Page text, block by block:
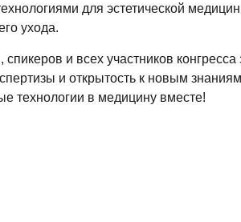
для эстетической
ухода.
и всех участников
и открытость к новым
технологии в медицину вместе!